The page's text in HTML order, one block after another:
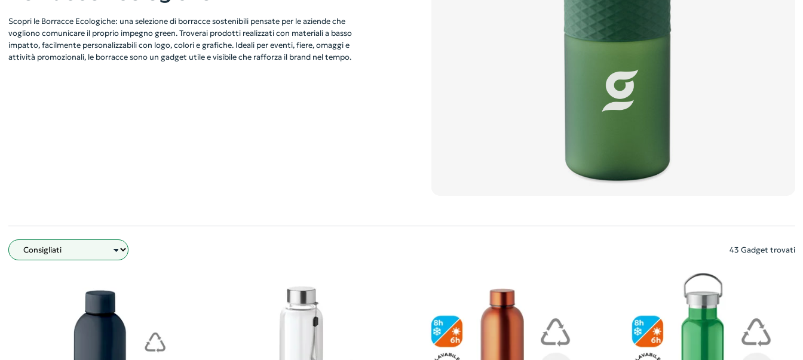
Scopri le Borracce Ecologiche: una selezione di borracce sostenibili pensate per le aziende che
vogliono comunicare il proprio impegno green. Troverai prodotti realizzati con materiali a basso
impatto, facilmente personalizzabili con logo, colori e grafiche. Ideali per eventi, fiere, omaggi e
attività promozionali, le borracce sono un gadget utile e visibile che rafforza il brand nel tempo.
Filtro 43 Gadget trovati